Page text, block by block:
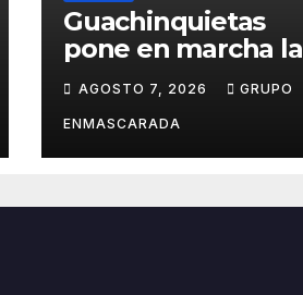
Guachinquietas
pone en marcha la
repertorio para el
Carnaval 2027
AGOSTO 7, 2026 GRUPO
ENMASCARADA